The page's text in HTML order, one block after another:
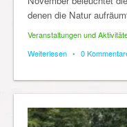
denen die Natur
Veranstaltungen und
Weiterlesen • 0